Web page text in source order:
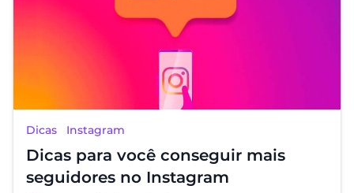
Dicas Instagram
Dicas para você conseguir mais
seguidores no Instagram